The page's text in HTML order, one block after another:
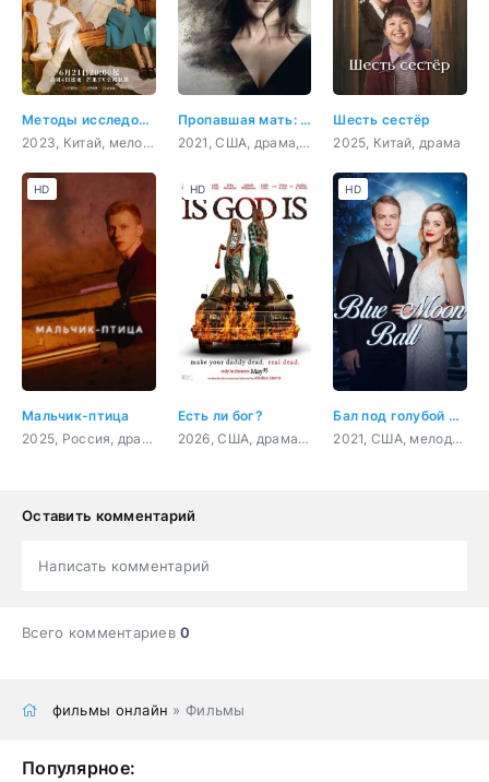
Методы исследования любви
2023, Китай, мелодрама, комедия, детектив
Пропавшая мать: Исчезновение Дженнифер Дулос
2021, США, драма, криминал
Шесть сестёр
2025, Китай, драма
Мальчик-птица
2025, Россия, драма
HD
Есть ли бог?
2026, США, драма, детектив
HD
Бал под голубой луной
2021, США, мелодрама
HD
Оставить комментарий
Написать комментарий
Всего комментариев0
фильмы онлайн » Фильмы
Популярное: